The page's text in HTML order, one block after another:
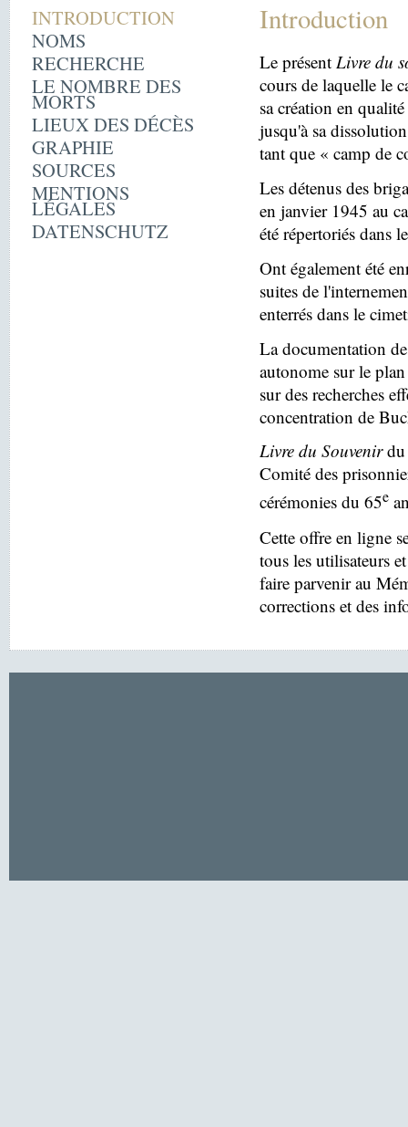
INTRODUCTION
NOMS
RECHERCHE
LE NOMBRE DES
MORTS
LIEUX DES DÉCÈS
GRAPHIE
SOURCES
MENTIONS
LÉGALES
DATENSCHUTZ
Introduction
Le présentLivre du
cours de laquelle le
sa création en
jusqu'à sa
tant que « camp de
Les détenus des
en janvier 1945 au
été répertoriés dans
Ont également été
suites de
enterrés dans le
La documentation
autonome sur le
sur des recherches
concentration de
Livre du Souvenirdu
Comité des
cérémonies du 65e
Cette offre en ligne
tous les utilisateurs
faire parvenir au
corrections et des